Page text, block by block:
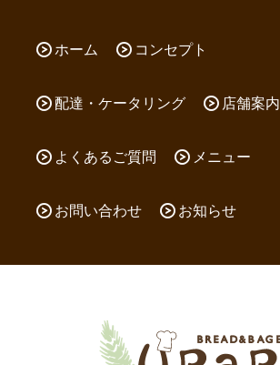
ホーム コンセプト
配達・ケータリング 店舗案内
よくあるご質問 メニュー
お問い合わせ お知らせ